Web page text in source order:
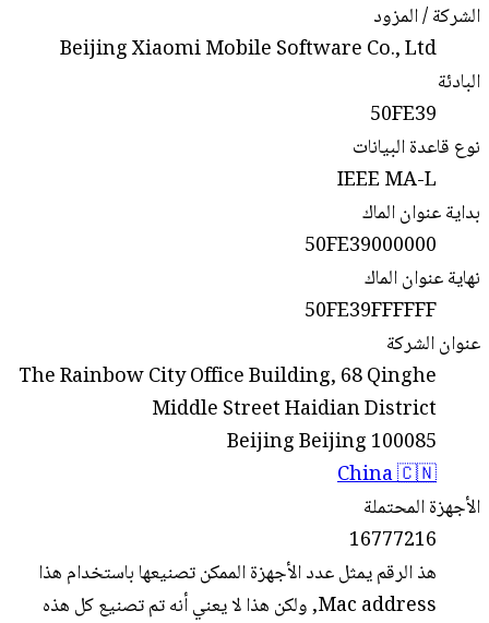
الشركة / المزود
Beijing Xiaomi Mobile Software Co., Ltd
البادئة
50FE39
نوع قاعدة البيانات
IEEE MA-L
بداية عنوان الماك
50FE39000000
نهاية عنوان الماك
50FE39FFFFFF
عنوان الشركة
The Rainbow City Office Building, 68 Qinghe
Middle Street Haidian District
Beijing Beijing 100085
China 🇨🇳
الأجهزة المحتملة
16777216
هذ الرقم يمثل عدد الأجهزة الممكن تصنيعها باستخدام هذا
Mac address, ولكن هذا لا يعني أنه تم تصنيع كل هذه